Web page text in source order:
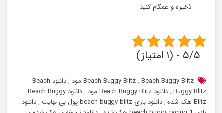
ذخیره و همگام کنید
۵/۵ - (۱ امتیاز)
Beach Buggy Blitz, Beach Buggy Blitz مود ,
دانلود Beach
Buggy Blitz
,دانلود Beach Buggy Blitz مود ,
دانلود Beach Buggy
Blitz هک شده
,دانلود بازی beach buggy blitz پول بی نهایت ,دانلود